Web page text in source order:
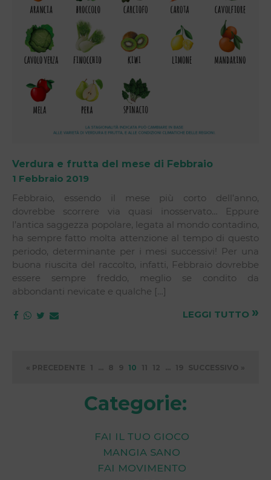
Verdura e frutta del mese di Febbraio
1 Febbraio 2019
Febbraio, essendo il mese più corto dell’anno,
dovrebbe scorrere via quasi inosservato… Eppure
l’antica saggezza popolare, legata al mondo contadino,
ha sempre fatto molta attenzione al tempo di questo
periodo, determinante per i mesi successivi! Per una
buona riuscita del raccolto, infatti, Febbraio dovrebbe
essere sempre freddo, meglio se condito da
abbondanti nevicate e qualche […]
LEGGI TUTTO »
« PRECEDENTE 1 8 9 10 11 12 19 SUCCESSIVO »
Categorie:
Fai il tuo Gioco
Mangia Sano
Fai Movimento